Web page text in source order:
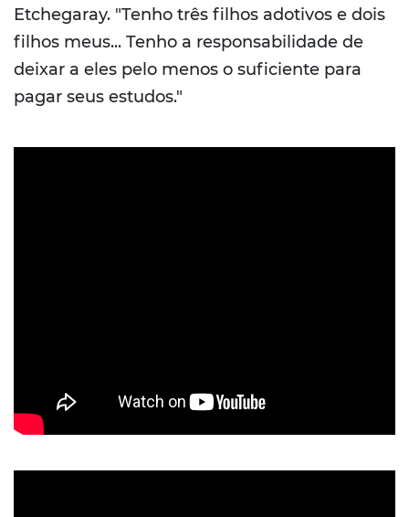
Etchegaray. "Tenho três filhos adotivos e dois
filhos meus... Tenho a responsabilidade de
deixar a eles pelo menos o suficiente para
pagar seus estudos."